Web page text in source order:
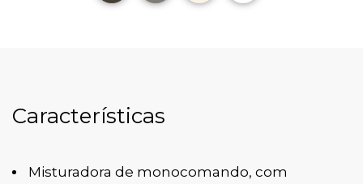
Características
Misturadora de monocomando, com